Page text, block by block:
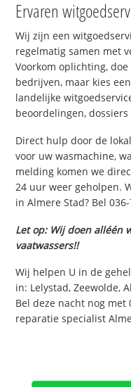
Ervaren
Wij zijn een
regelmatig samen met
Voorkom oplichting,
bedrijven, maar kies
landelijke
beoordelingen,
Direct hulp door de
voor uw wasmachine,
melding komen we
24 uur weer geholpen.
in Almere Stad? Bel
Let op: Wij doen alléén
vaatwassers!!
Wij helpen U in de
in: Lelystad, Zeewolde,
Bel deze nacht nog met
reparatie specialist